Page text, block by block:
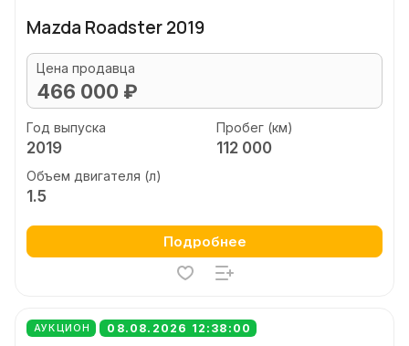
Mazda Roadster 2019
Цена продавца
466 000 ₽
Год выпуска
2019
Пробег (км)
112 000
Объем двигателя (л)
1.5
Подробнее
АУКЦИОН 08.08.2026 12:38:00